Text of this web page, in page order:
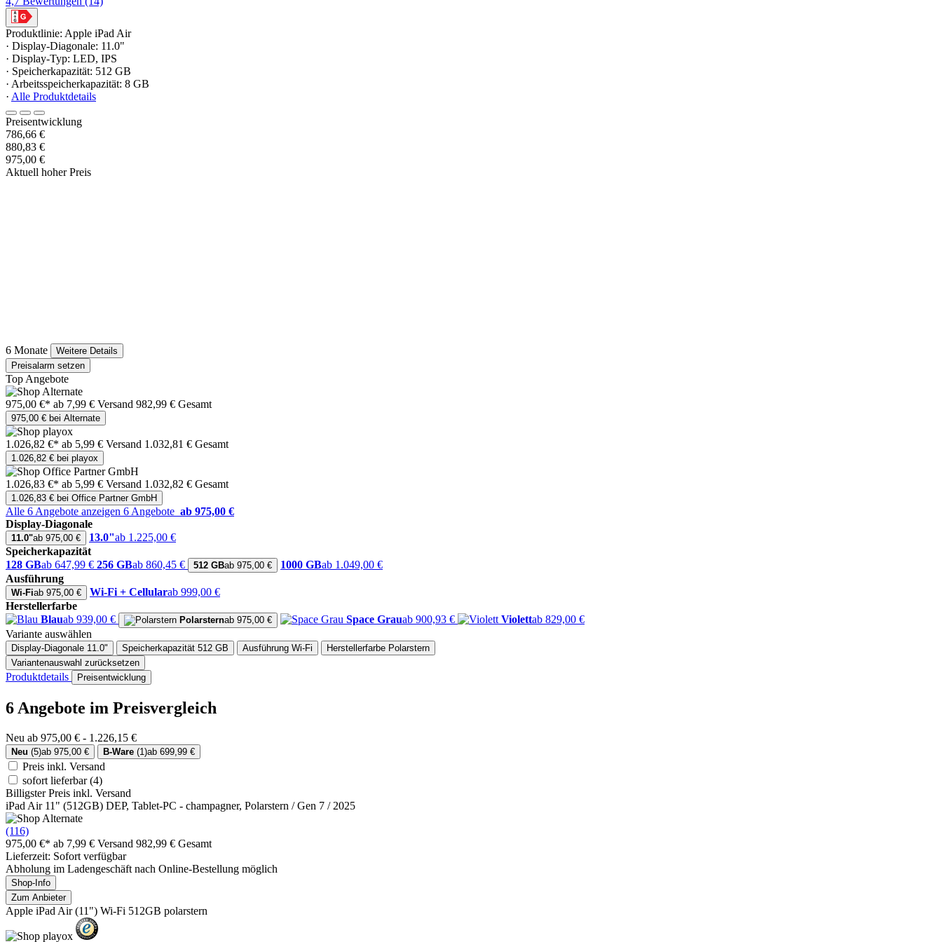
Produktlinie: Apple iPad Air
· Display-Diagonale: 11.0"
· Display-Typ: LED, IPS
· Speicherkapazität: 512 GB
· Arbeitsspeicherkapazität: 8 GB
· Alle Produktdetails
Preisentwicklung
786,66 €
880,83 €
975,00 €
Aktuell hoher Preis
6 Monate
Weitere Details
Preisalarm setzen
Top Angebote
975,00 €* ab 7,99 € Versand 982,99 € Gesamt
975,00 € bei Alternate
1.026,82 €* ab 5,99 € Versand 1.032,81 € Gesamt
1.026,82 € bei playox
1.026,83 €* ab 5,99 € Versand 1.032,82 € Gesamt
1.026,83 € bei Office Partner GmbH
Alle 6 Angebote anzeigen 6 Angebote ab 975,00 €
Display-Diagonale
11.0"ab 975,00 € 13.0"ab 1.225,00 €
Speicherkapazität
128 GBab 647,99 € 256 GBab 860,45 € 512 GBab 975,00 € 1000 GBab 1.049,00 €
Ausführung
Wi-Fiab 975,00 € Wi-Fi + Cellularab 999,00 €
Herstellerfarbe
Blauab 939,00 € Polarsternab 975,00 € Space Grauab 900,93 € Violettab 829,00 €
Variante auswählen
Display-Diagonale 11.0" Speicherkapazität 512 GB Ausführung Wi-Fi Herstellerfarbe Polarstern
Variantenauswahl zurücksetzen
Produktdetails Preisentwicklung
6 Angebote im Preisvergleich
Neu ab 975,00 € - 1.226,15 €
Neu (5)ab 975,00 € B-Ware (1)ab 699,99 €
Preis inkl. Versand
sofort lieferbar(4)
Billigster Preis inkl. Versand
iPad Air 11" (512GB) DEP, Tablet-PC - champagner, Polarstern / Gen 7 / 2025
(116)
975,00 €* ab 7,99 € Versand 982,99 € Gesamt
Lieferzeit: Sofort verfügbar
Abholung im Ladengeschäft nach Online-Bestellung möglich
Shop-Info
Zum Anbieter
Apple iPad Air (11") Wi-Fi 512GB polarstern